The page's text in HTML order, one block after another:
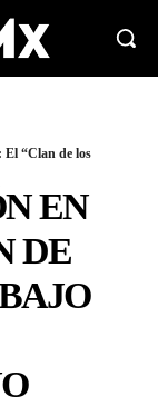
“Clan de los
EN
DE